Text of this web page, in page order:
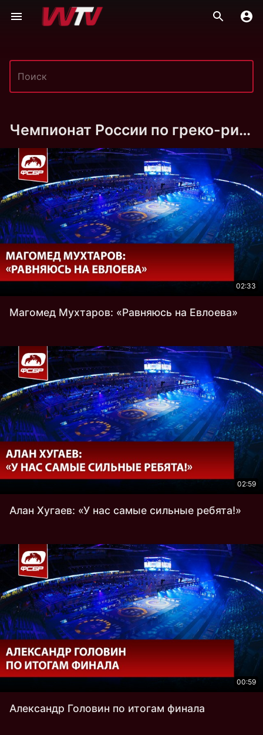
Чемпионат России по греко-римской борьбе
02:33
Магомед Мухтаров: «Равняюсь на Евлоева»
02:59
Алан Хугаев: «У нас самые сильные ребята!»
00:59
Александр Головин по итогам финала